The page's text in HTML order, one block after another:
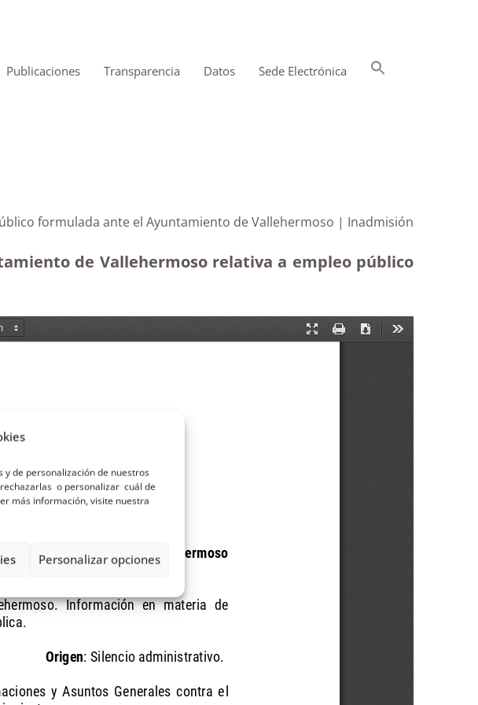
y de personalización de nuestros
o personalizar cuál de
más información, visite nuestra
Personalizar opciones
Publicaciones Transparencia Datos Sede Electrónica
formulada ante el Ayuntamiento de Vallehermoso | Inadmisión
de Vallehermoso relativa a empleo público